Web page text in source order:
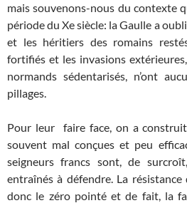
mais souvenons-nous du contexte
période du Xe siècle: la Gaulle a
et les héritiers des romains
fortifiés et les invasions
normands sédentarisés, n’ont
pillages.
Pour leur faire face, on a
souvent mal conçues et peu
seigneurs francs sont, de
entraînés à défendre. La
donc le zéro pointé et de fait, la